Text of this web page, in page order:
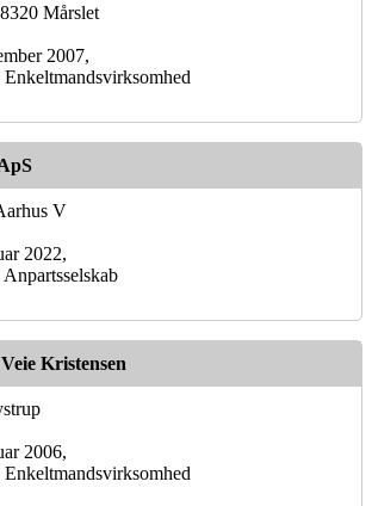
Mårslet
2007,
V
2022,
Kristensen
2006,